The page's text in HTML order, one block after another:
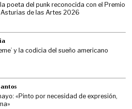
poeta del punk reconocida con el Premio
de las Artes 2026
y la codicia del sueño americano
«Pinto por necesidad de expresión,